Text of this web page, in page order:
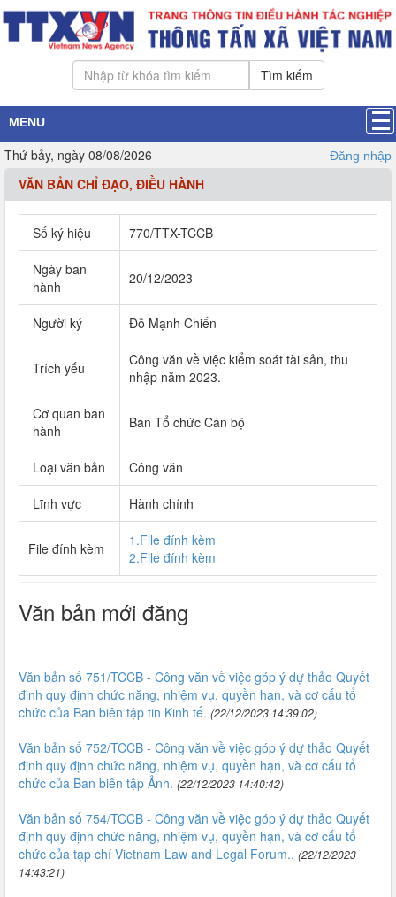
Tìm kiếm
MENU
Thứ bảy, ngày 08/08/2026 Đăng nhập
VĂN BẢN CHỈ ĐẠO, ĐIỀU HÀNH
Số ký hiệu 770/TTX-TCCB
Ngày ban
hành
20/12/2023
Người ký Đỗ Mạnh Chiến
Trích yếu
Công văn về việc kiểm soát tài sản, thu
nhập năm 2023.
Cơ quan ban
hành
Ban Tổ chức Cán bộ
Loại văn bản Công văn
Lĩnh vực Hành chính
File đính kèm
1.File đính kèm
2.File đính kèm
Văn bản mới đăng
Văn bản số 751/TCCB - Công văn về việc góp ý dự thảo Quyết
định quy định chức năng, nhiệm vụ, quyền hạn, và cơ cấu tổ
chức của Ban biên tập tin Kinh tế. (22/12/2023 14:39:02)
Văn bản số 752/TCCB - Công văn về việc góp ý dự thảo Quyết
định quy định chức năng, nhiệm vụ, quyền hạn, và cơ cấu tổ
chức của Ban biên tập Ảnh. (22/12/2023 14:40:42)
Văn bản số 754/TCCB - Công văn về việc góp ý dự thảo Quyết
định quy định chức năng, nhiệm vụ, quyền hạn, và cơ cấu tổ
chức của tạp chí Vietnam Law and Legal Forum.. (22/12/2023
14:43:21)